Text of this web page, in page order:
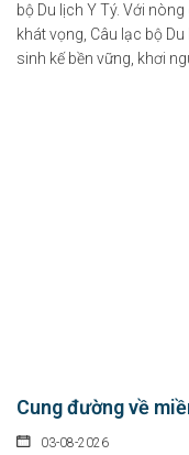
bộ Du lịch Y Tý. Với
khát vọng, Câu lạc bộ
sinh kế bền vững, khơi
Cung đường về
03-08-2026
Việt Nam hướng tới trở
Chỉ thị của Thủ tướng
học 2026 - 2027